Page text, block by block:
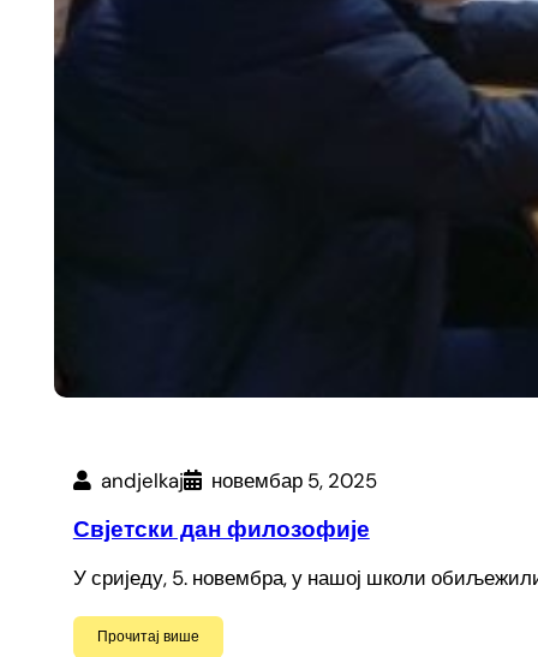
andjelkaj новембар 5, 2025
Свјетски дан филозофије
У сриједу, 5. новембра, у нашој школи
Прочитај више